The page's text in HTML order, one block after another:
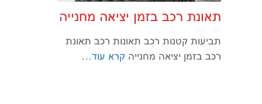
תאונת רכב בזמן יציאה מחנייה
תביעות קטנות רכב תאונות רכב תאונת
רכב בזמן יציאה מחנייה קרא עוד…